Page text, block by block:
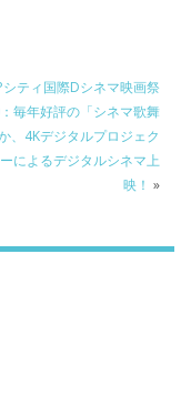
シティ国際Dシネマ映画祭
毎年好評の「シネマ歌舞
、4Kデジタルプロジェク
によるデジタルシネマ上
映！ »